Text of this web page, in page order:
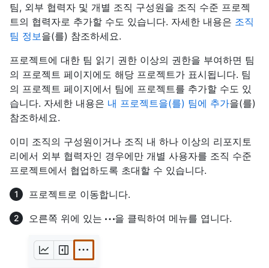
팀, 외부 협력자 및 개별 조직 구성원을 조직 수준 프로젝
트의 협력자로 추가할 수도 있습니다. 자세한 내용은 조직
팀 정보 을(를) 참조하세요.
프로젝트에 대한 팀 읽기 권한 이상의 권한을 부여하면 팀
의 프로젝트 페이지에도 해당 프로젝트가 표시됩니다. 팀
의 프로젝트 페이지에서 팀에 프로젝트를 추가할 수도 있
습니다. 자세한 내용은 내 프로젝트을(를) 팀에 추가을(를)
참조하세요.
이미 조직의 구성원이거나 조직 내 하나 이상의 리포지토
리에서 외부 협력자인 경우에만 개별 사용자를 조직 수준
프로젝트에서 협업하도록 초대할 수 있습니다.
프로젝트로 이동합니다.
오른쪽 위에 있는
을 클릭하여 메뉴를 엽니다.